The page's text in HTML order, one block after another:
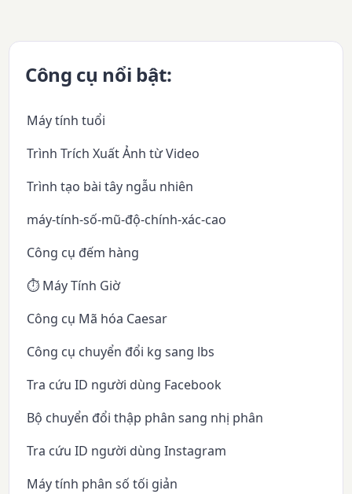
Công cụ nổi bật:
Máy tính tuổi
Trình Trích Xuất Ảnh từ Video
Trình tạo bài tây ngẫu nhiên
máy-tính-số-mũ-độ-chính-xác-cao
Công cụ đếm hàng
⏱️ Máy Tính Giờ
Công cụ Mã hóa Caesar
Công cụ chuyển đổi kg sang lbs
Tra cứu ID người dùng Facebook
Bộ chuyển đổi thập phân sang nhị phân
Tra cứu ID người dùng Instagram
Máy tính phân số tối giản